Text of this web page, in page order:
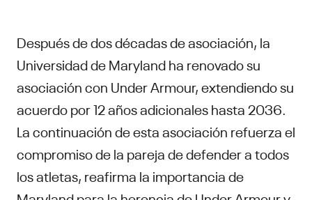
Después de dos décadas de asociación, la
Universidad de Maryland ha renovado su
asociación con Under Armour, extendiendo su
acuerdo por 12 años adicionales hasta 2036.
La continuación de esta asociación refuerza el
compromiso de la pareja de defender a todos
los atletas, reafirma la importancia de